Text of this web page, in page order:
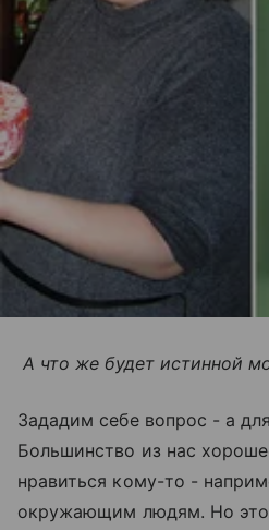
А что же будет истинной
Зададим себе вопрос - а
Большинство из нас
нравиться кому-то -
окружающим людям. Но это